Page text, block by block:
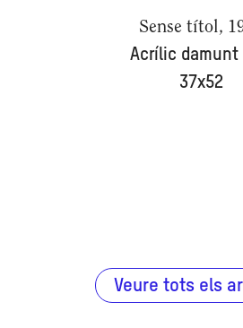
Sense títol,
Acrílic damunt
37x52
Veure tots els